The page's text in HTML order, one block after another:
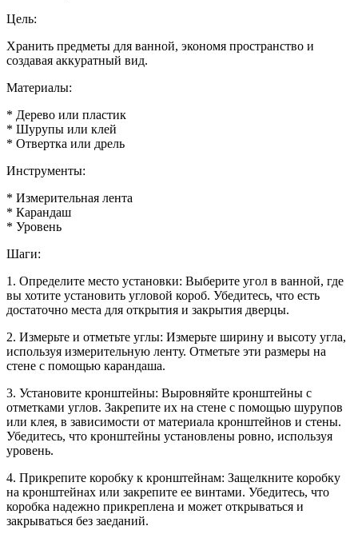
Цель:
Хранить предметы для ванной, экономя пространство и
создавая аккуратный вид.
Материалы:
* Дерево или пластик
* Шурупы или клей
* Отвертка или дрель
Инструменты:
* Измерительная лента
* Карандаш
* Уровень
Шаги:
1. Определите место установки: Выберите угол в ванной, где
вы хотите установить угловой короб. Убедитесь, что есть
достаточно места для открытия и закрытия дверцы.
2. Измерьте и отметьте углы: Измерьте ширину и высоту угла,
используя измерительную ленту. Отметьте эти размеры на
стене с помощью карандаша.
3. Установите кронштейны: Выровняйте кронштейны с
отметками углов. Закрепите их на стене с помощью шурупов
или клея, в зависимости от материала кронштейнов и стены.
Убедитесь, что кронштейны установлены ровно, используя
уровень.
4. Прикрепите коробку к кронштейнам: Защелкните коробку
на кронштейнах или закрепите ее винтами. Убедитесь, что
коробка надежно прикреплена и может открываться и
закрываться без заеданий.